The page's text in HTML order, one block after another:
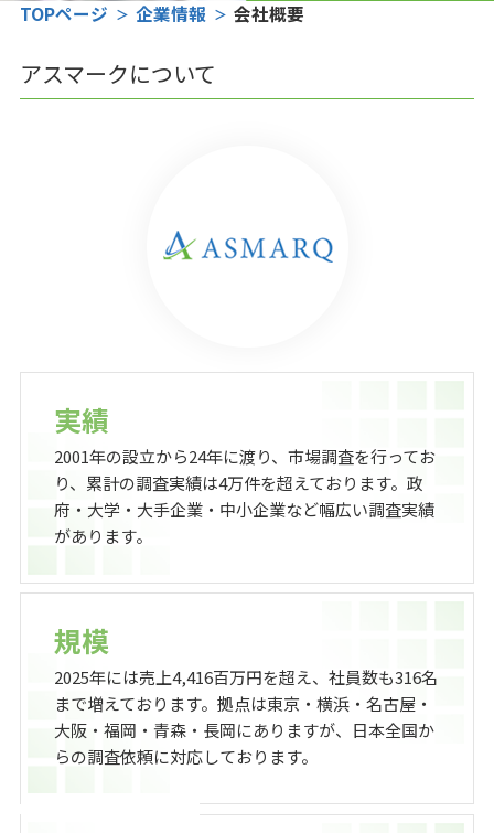
TOPページ 企業情報 会社概要
アスマークについて
実績
2001年の設立から24年に渡り、市場調査を行ってお
り、累計の調査実績は4万件を超えております。政
府・大学・大手企業・中小企業など幅広い調査実績
があります。
規模
2025年には売上4,416百万円を超え、社員数も316名
まで増えております。拠点は東京・横浜・名古屋・
大阪・福岡・青森・長岡にありますが、日本全国か
らの調査依頼に対応しております。